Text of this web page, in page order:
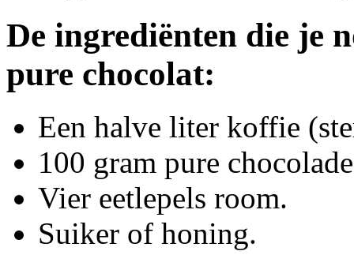
De ingrediënten die je
pure chocolat:
Een halve liter koffie
100 gram pure
Vier eetlepels room.
Suiker of honing.